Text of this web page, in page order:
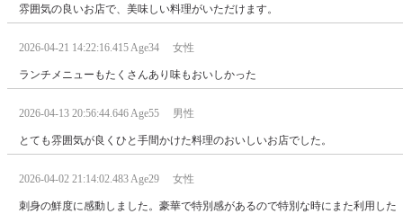
雰囲気の良いお店で、美味しい料理がいただけます。
2026-04-21 14:22:16.415 Age34 女性
ランチメニューもたくさんあり味もおいしかった
2026-04-13 20:56:44.646 Age55 男性
とても雰囲気が良くひと手間かけた料理のおいしいお店でした。
2026-04-02 21:14:02.483 Age29 女性
刺身の鮮度に感動しました。豪華で特別感があるので特別な時にまた利用した